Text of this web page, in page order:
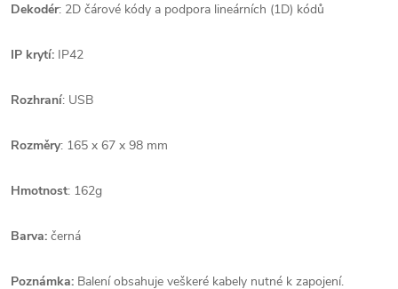
Dekodér: 2D čárové kódy a podpora lineárních (1D) kódů
IP krytí: IP42
Rozhraní: USB
Rozměry: 165 x 67 x 98 mm
Hmotnost: 162g
Barva: černá
Poznámka: Balení obsahuje veškeré kabely nutné k zapojení.